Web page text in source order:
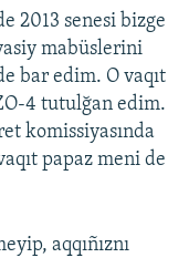
2013 senesi bizge
mabüslerini
bar edim. O vaqıt
4 tutulğan edim.
komissiyasında
papaz meni de
aqqıñıznı